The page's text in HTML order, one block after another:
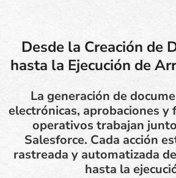
Desde la Creación de
hasta la Ejecución de
La generación de
electrónicas, aprobaciones
operativos trabajan
Salesforce. Cada acción
rastreada y automatizada
hasta la